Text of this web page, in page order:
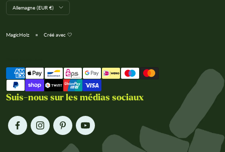
L
a
g
n
Allemagne (EUR €)
MagicHolz Créé avec 🤍
Suis-nous sur les médias sociaux